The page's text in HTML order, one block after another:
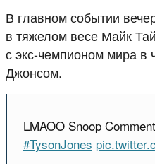
В главном событии
в тяжелом весе Майк
с экс-чемпионом мира в
Джонсом.
LMAOO Snoop
#TysonJones